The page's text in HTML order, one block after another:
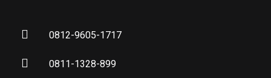
0812-9605-1717
0811-1328-899